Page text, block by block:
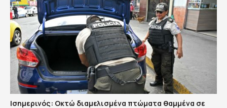
Ισημερινός: Οκτώ διαμελισμένα πτώματα θαμμένα σε